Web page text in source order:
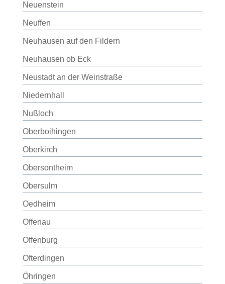
Neuenstein
Neuffen
Neuhausen auf den Fildern
Neuhausen ob Eck
Neustadt an der Weinstraße
Niedernhall
Nußloch
Oberboihingen
Oberkirch
Obersontheim
Obersulm
Oedheim
Offenau
Offenburg
Ofterdingen
Öhringen